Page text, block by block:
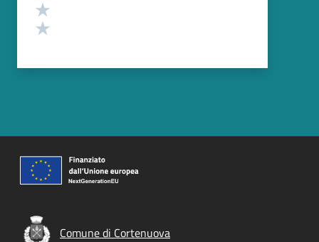
Comune di Cortenuova